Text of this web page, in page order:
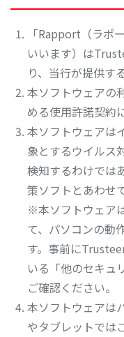
「Rapport（ラポ
いいます）は
り、当行が提供す
本ソフトウェアの
める使用許諾契約
本ソフトウェアは
象とするウイルス
検知するわけでは
策ソフトとあわせ
※本ソフトウェア
て、パソコンの動
す。事前に
いる「他のセキュ
ご確認ください。
本ソフトウェアは
やタブレットでは